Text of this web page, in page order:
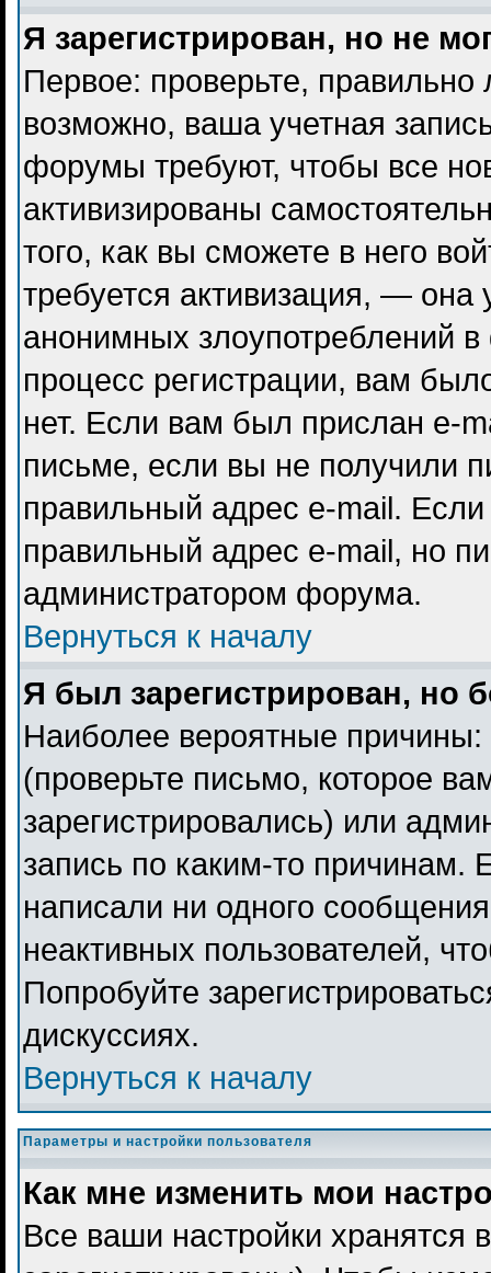
Я зарегистрирован, но не
Первое: проверьте,
возможно, ваша учетная
форумы требуют, чтобы все
активизированы
того, как вы сможете в него
требуется активизация, —
анонимных злоупотреблений
процесс регистрации, вам
нет. Если вам был прислан e-
письме, если вы не получили
правильный адрес e-mail.
правильный адрес e-mail, но
администратором форума.
Вернуться к началу
Я был зарегистрирован, но
Наиболее вероятные
(проверьте письмо, которое
зарегистрировались) или
запись по каким-то причинам.
написали ни одного
неактивных пользователей,
Попробуйте
дискуссиях.
Вернуться к началу
Параметры и настройки пользователя
Как мне изменить мои
Все ваши настройки хранятся